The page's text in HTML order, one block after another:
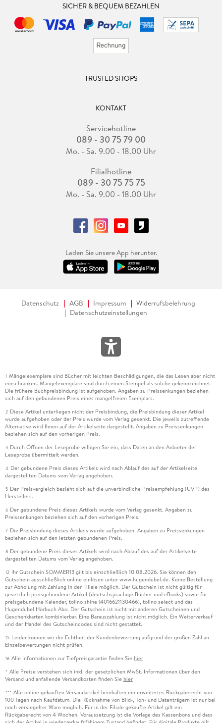
SICHER & BEQUEM BEZAHLEN
TRUSTED SHOPS
KONTAKT
Servicehotline
089 - 30 75 79 00
Mo. - Sa. 9.00 - 18.00 Uhr
Filialhotline
089 - 30 75 75 75
Mo. - Sa. 9.00 - 18.00 Uhr
Laden Sie unsere App herunter.
Datenschutz AGB Impressum
Widerrufsbelehrung
Datenschutzeinstellungen
1 Mängelexemplare sind Bücher mit leichten Beschädigungen, die das Lesen aber nicht
einschränken. Mängelexemplare sind durch einen Stempel als solche gekennzeichnet.
Die frühere Buchpreisbindung ist aufgehoben. Angaben zu Preissenkungen beziehen
sich auf den gebundenen Preis eines mangelfreien Exemplars.
2 Diese Artikel unterliegen nicht der Preisbindung, die Preisbindung dieser Artikel
wurde aufgehoben oder der Preis wurde vom Verlag gesenkt. Die jeweils zutreffende
Alternative wird Ihnen auf der Artikelseite dargestellt. Angaben zu Preissenkungen
beziehen sich auf den vorherigen Preis.
3 Durch Öffnen der Leseprobe willigen Sie ein, dass Daten an den Anbieter der
Leseprobe übermittelt werden.
4 Der gebundene Preis dieses Artikels wird nach Ablauf des auf der Artikelseite
dargestellten Datums vom Verlag angehoben.
5 Der Preisvergleich bezieht sich auf die unverbindliche Preisempfehlung (UVP) des
Herstellers.
6 Der gebundene Preis dieses Artikels wurde vom Verlag gesenkt. Angaben zu
Preissenkungen beziehen sich auf den vorherigen Preis.
7 Die Preisbindung dieses Artikels wurde aufgehoben. Angaben zu Preissenkungen
beziehen sich auf den letzten gebundenen Preis.
8 Der gebundene Preis dieses Artikels wird nach Ablauf des auf der Artikelseite
dargestellten Datums vom Verlag angehoben.
12 Ihr Gutschein SOMMER13 gilt bis einschließlich 10.08.2026. Sie können den
Gutschein ausschließlich online einlösen unter www.hugendubel.de. Keine Bestellung
zur Abholung mit Zahlung in der Filiale möglich. Der Gutschein ist nicht gültig für
gesetzlich preisgebundene Artikel (deutschsprachige Bücher und eBooks) sowie für
preisgebundene Kalender, tolino shine (4016621130466), tolino select und das
Hugendubel Hörbuch Abo. Der Gutschein ist nicht mit anderen Gutscheinen und
Geschenkkarten kombinierbar. Eine Barauszahlung ist nicht möglich. Ein Weiterverkauf
und der Handel des Gutscheincodes sind nicht gestattet.
15 Leider können wir die Echtheit der Kundenbewertung aufgrund der großen Zahl an
Einzelbewertungen nicht prüfen.
16 Alle Informationen zur Tiefpreisgarantie finden Sie hier
* Alle Preise verstehen sich inkl. der gesetzlichen MwSt. Informationen über den
Versand und anfallende Versandkosten finden Sie hier
*** Alle online gekauften Versandartikel beinhalten ein erweitertes Rückgaberecht von
100 Tagen nach Kaufdatum. Die Rücknahme von Bild-, Ton- und Datenträgern ist nur bei
noch versiegelter Ware möglich. Für in der Filiale gekaufte Artikel gilt ein
Rückgaberecht von 4 Wochen. Voraussetzung ist die Vorlage des Kassenbons und dass